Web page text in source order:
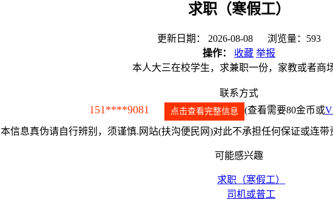
求职（寒假工）
更新日期： 2026-08-08 浏览量：593
操作：
收藏 举报
本人大三在校学生，求兼职一份，家教或者商场
联系方式
151****9081 点击查看完整信息 (查看需要80金币或
本信息真伪请自行辨别，须谨慎.网站(扶沟便民网)对此不承担任何保证或连带
可能感兴趣
求职（寒假工）
司机或普工